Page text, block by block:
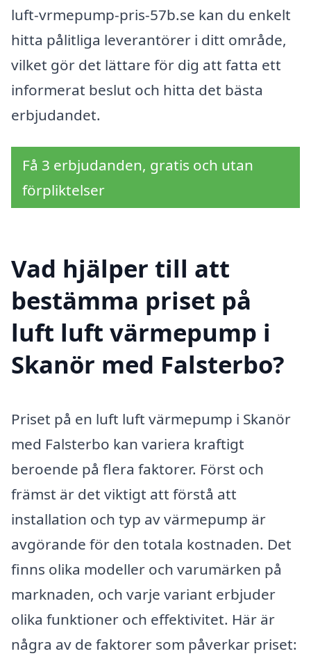
luft-vrmepump-pris-57b.se kan du enkelt
hitta pålitliga leverantörer i ditt område,
vilket gör det lättare för dig att fatta ett
informerat beslut och hitta det bästa
erbjudandet.
Få 3 erbjudanden, gratis och utan
förpliktelser
Vad hjälper till att
bestämma priset på
luft luft värmepump i
Skanör med Falsterbo?
Priset på en luft luft värmepump i Skanör
med Falsterbo kan variera kraftigt
beroende på flera faktorer. Först och
främst är det viktigt att förstå att
installation och typ av värmepump är
avgörande för den totala kostnaden. Det
finns olika modeller och varumärken på
marknaden, och varje variant erbjuder
olika funktioner och effektivitet. Här är
några av de faktorer som påverkar priset: